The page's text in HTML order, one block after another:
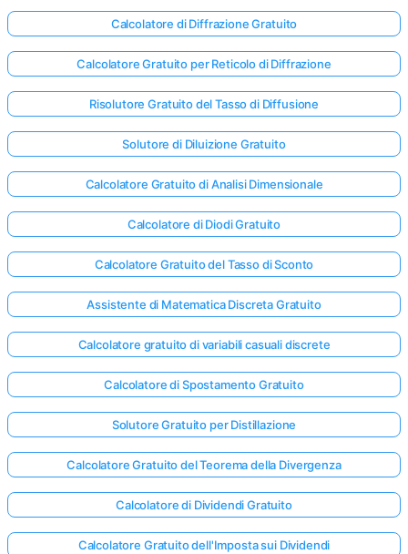
Accedi
qui!
Calcolatore di Diffrazione Gratuito
Calcolatore Gratuito per Reticolo di Diffrazione
Risolutore Gratuito del Tasso di Diffusione
Solutore di Diluizione Gratuito
Calcolatore Gratuito di Analisi Dimensionale
Calcolatore di Diodi Gratuito
Calcolatore Gratuito del Tasso di Sconto
Assistente di Matematica Discreta Gratuito
Calcolatore gratuito di variabili casuali discrete
Calcolatore di Spostamento Gratuito
Solutore Gratuito per Distillazione
Calcolatore Gratuito del Teorema della Divergenza
Calcolatore di Dividendi Gratuito
Calcolatore Gratuito dell'Imposta sui Dividendi